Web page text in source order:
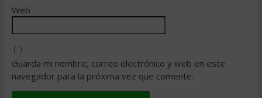
Web
Guarda mi nombre, correo electrónico y web en este
navegador para la próxima vez que comente.